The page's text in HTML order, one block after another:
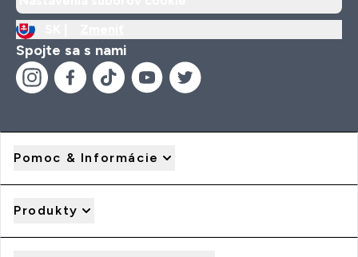
Spojte sa s nami
Pomoc & Informácie
Produkty